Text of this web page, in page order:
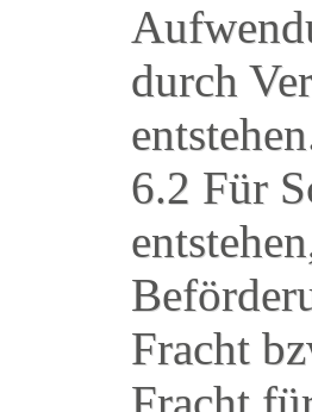
durch
6.2 Für
Fracht